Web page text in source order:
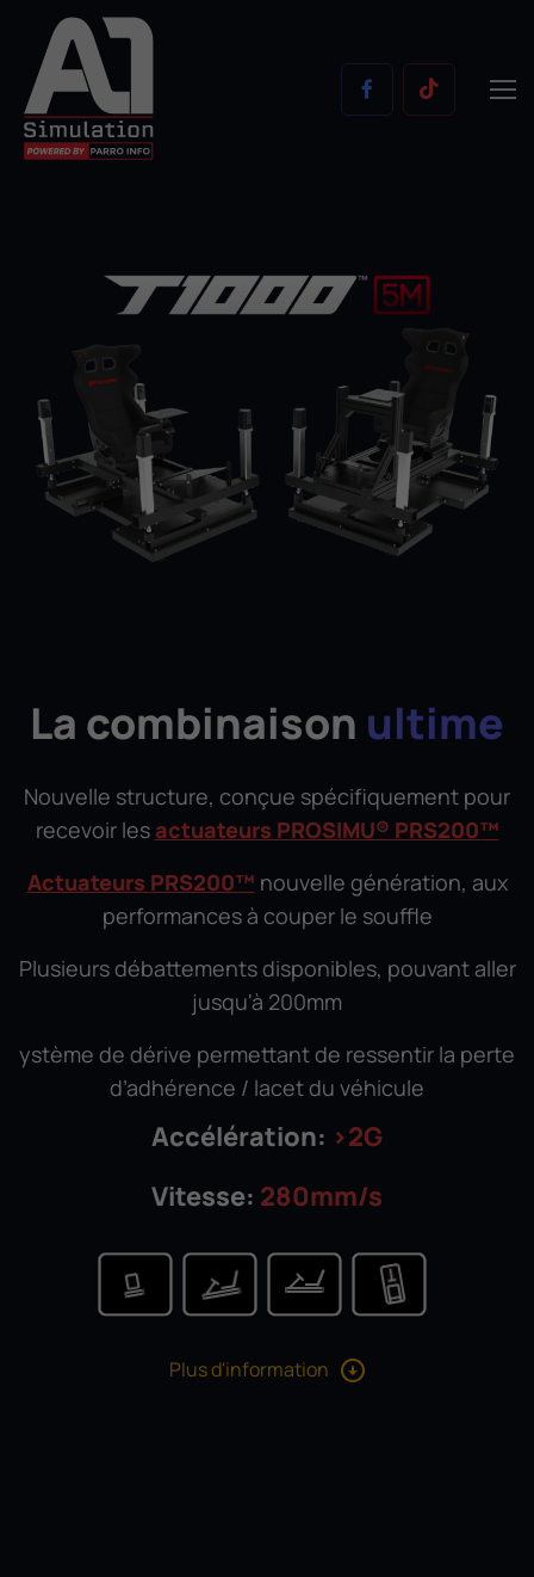
La combinaison ultime
Nouvelle structure, conçue spécifiquement pour
recevoir les actuateurs PROSIMU® PRS200™
Actuateurs PRS200™ nouvelle génération, aux
performances à couper le souffle
Plusieurs débattements disponibles, pouvant aller
jusqu'à 200mm
ystème de dérive permettant de ressentir la perte
d’adhérence / lacet du véhicule
Accélération: >2G
Vitesse: 280mm/s
Plus d'information